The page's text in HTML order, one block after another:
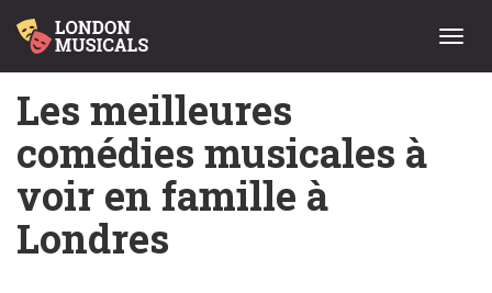
Menu
Les meilleures
comédies musicales à
voir en famille à
Londres